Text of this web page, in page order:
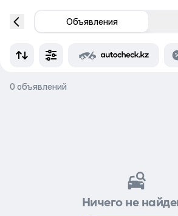
Объявления
0 объявлений
Ничего не